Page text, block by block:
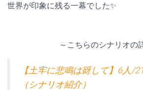
世界が印象に残る一幕でした✨
～こちらのシナリオの
【土牢に悲鳴は谺して】6人/
（シナリオ紹介）